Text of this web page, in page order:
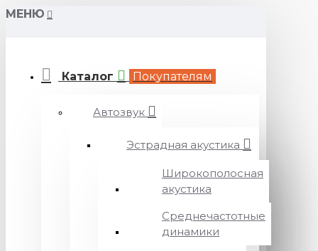
МЕНЮ
Каталог Покупателям
Автозвук
Эстрадная акустика
Широкополосная
акустика
Среднечастотные
динамики